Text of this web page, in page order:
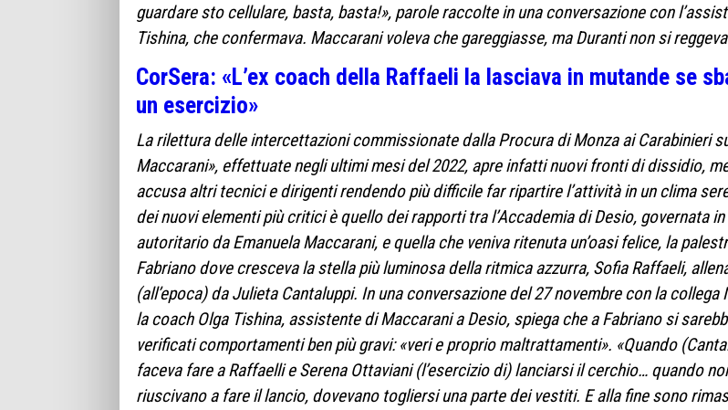
guardare sto cellulare, basta, basta!», parole raccolte in una conversazione con
Tishina, che confermava. Maccarani voleva che gareggiasse, ma Duranti non si
CorSera: «L’ex coach della Raffaeli la lasciava in mutande se
un esercizio»
La rilettura delle intercettazioni commissionate dalla Procura di Monza ai Carabinieri
Maccarani», effettuate negli ultimi mesi del 2022, apre infatti nuovi fronti di dissidio,
accusa altri tecnici e dirigenti rendendo più difficile far ripartire l’attività in un clima
dei nuovi elementi più critici è quello dei rapporti tra l’Accademia di Desio, governata
autoritario da Emanuela Maccarani, e quella che veniva ritenuta un’oasi felice, la
Fabriano dove cresceva la stella più luminosa della ritmica azzurra, Sofia Raffaeli,
(all’epoca) da Julieta Cantaluppi. In una conversazione del 27 novembre con la collega
la coach Olga Tishina, assistente di Maccarani a Desio, spiega che a Fabriano si
verificati comportamenti ben più gravi: «veri e proprio maltrattamenti». «Quando
faceva fare a Raffaelli e Serena Ottaviani (l’esercizio di) lanciarsi il cerchio… quando
riuscivano a fare il lancio, dovevano togliersi una parte dei vestiti. E alla fine sono